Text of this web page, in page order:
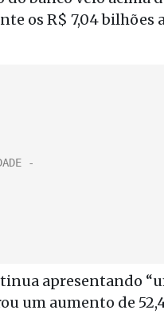
os R$ 7,04 bilhões
apresentando
um aumento de